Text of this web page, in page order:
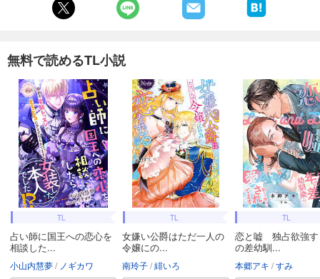
無料で読めるTL小説
TL
占い師に国王への恋心を
相談した...
小山内慧夢 ノギカワ
TL
女嫌い公爵はただ一人の
令嬢にの...
南玲子 緋いろ
TL
恋と嘘 独占欲強す
の差幼馴...
本郷アキ すみ